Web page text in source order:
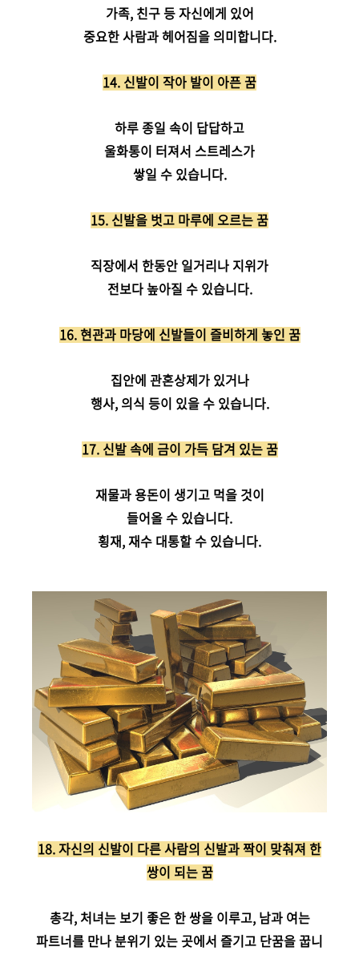
가족, 친구 등 자신에게 있어
중요한 사람과 헤어짐을 의미합니다.
14. 신발이 작아 발이 아픈 꿈
하루 종일 속이 답답하고
울화통이 터져서 스트레스가
쌓일 수 있습니다.
15. 신발을 벗고 마루에 오르는 꿈
직장에서 한동안 일거리나 지위가
전보다 높아질 수 있습니다.
16. 현관과 마당에 신발들이 즐비하게 놓인 꿈
집안에 관혼상제가 있거나
행사, 의식 등이 있을 수 있습니다.
17. 신발 속에 금이 가득 담겨 있는 꿈
재물과 용돈이 생기고 먹을 것이
들어올 수 있습니다.
횡재, 재수 대통할 수 있습니다.
18. 자신의 신발이 다른 사람의 신발과 짝이 맞춰져 한
쌍이 되는 꿈
총각, 처녀는 보기 좋은 한 쌍을 이루고, 남과 여는
파트너를 만나 분위기 있는 곳에서 즐기고 단꿈을 꿉니